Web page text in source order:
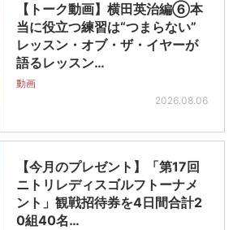
【トーク動画】横田英治編⑥本
当に役立つ練習は“つまらない”
レッスン・オブ・ザ・イヤーが
語るレッスン…
動画
2026.08.06
【今月のプレゼント】「第17回
ニトリレディスゴルフトーナメ
ント」観戦招待券を4日間合計2
0組40名…